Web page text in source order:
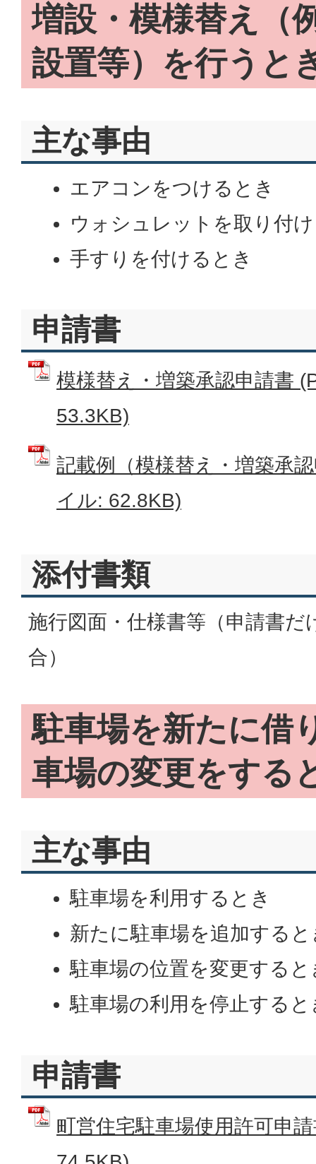
増設・模様替え（
設置等）を行うと
主な事由
エアコンをつけるとき
ウォシュレットを取り付
手すりを付けるとき
申請書
模様替え・増築承認申請書
53.3KB)
記載例（模様替え・増築承
イル: 62.8KB)
添付書類
施行図面・仕様書等（申請書だ
合）
駐車場を新たに借
車場の変更をする
主な事由
駐車場を利用するとき
新たに駐車場を追加すると
駐車場の位置を変更すると
駐車場の利用を停止すると
申請書
町営住宅駐車場使用許可申